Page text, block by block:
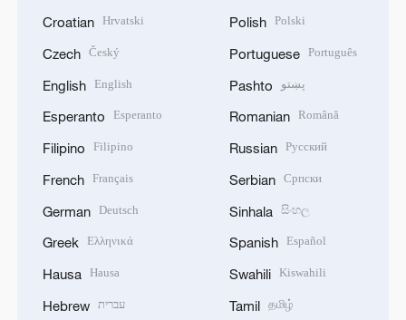
Croatian Hrvatski
Czech Český
English English
Esperanto Esperanto
Filipino Filipino
French Français
German Deutsch
Greek Ελληνικά
Hausa Hausa
Hebrew עברית
Polish Polski
Portuguese Português
Pashto پښتو
Romanian Română
Russian Русский
Serbian Српски
Sinhala සිංහල
Spanish Español
Swahili Kiswahili
Tamil தமிழ்